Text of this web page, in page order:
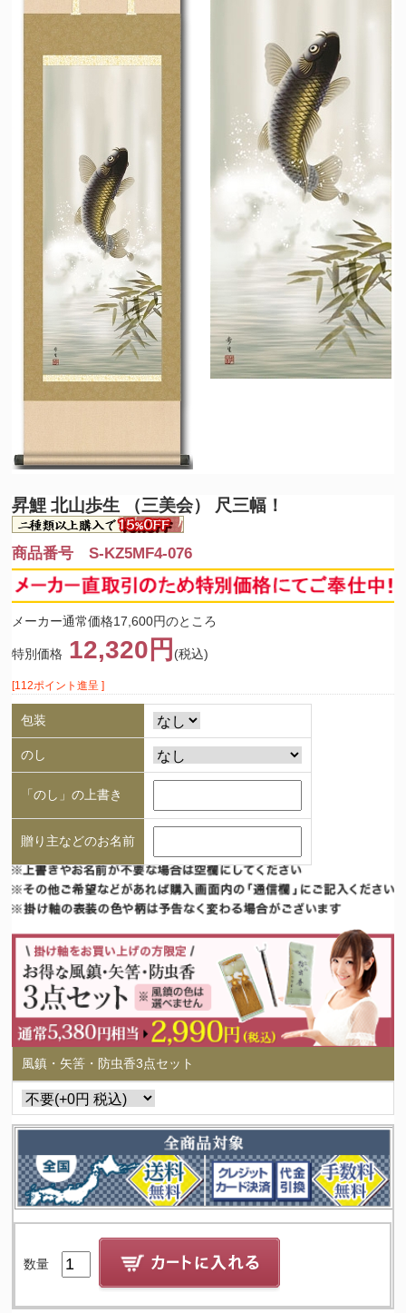
昇鯉 北山歩生 （三美会） 尺三幅！
商品番号 S-KZ5MF4-076
メーカー通常価格17,600円のところ
特別価格 12,320円 (税込)
[112ポイント進呈 ]
包装
のし
「のし」の上書き
贈り主などのお名前
風鎮・矢筈・防虫香3点セット
数量